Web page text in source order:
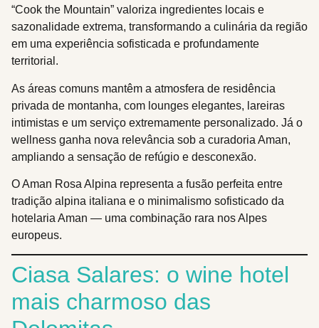
“Cook the Mountain” valoriza ingredientes locais e
sazonalidade extrema, transformando a culinária da região
em uma experiência sofisticada e profundamente
territorial.
As áreas comuns mantêm a atmosfera de residência
privada de montanha, com lounges elegantes, lareiras
intimistas e um serviço extremamente personalizado. Já o
wellness ganha nova relevância sob a curadoria Aman,
ampliando a sensação de refúgio e desconexão.
O Aman Rosa Alpina representa a fusão perfeita entre
tradição alpina italiana e o minimalismo sofisticado da
hotelaria Aman — uma combinação rara nos Alpes
europeus.
Ciasa Salares: o wine hotel
mais charmoso das